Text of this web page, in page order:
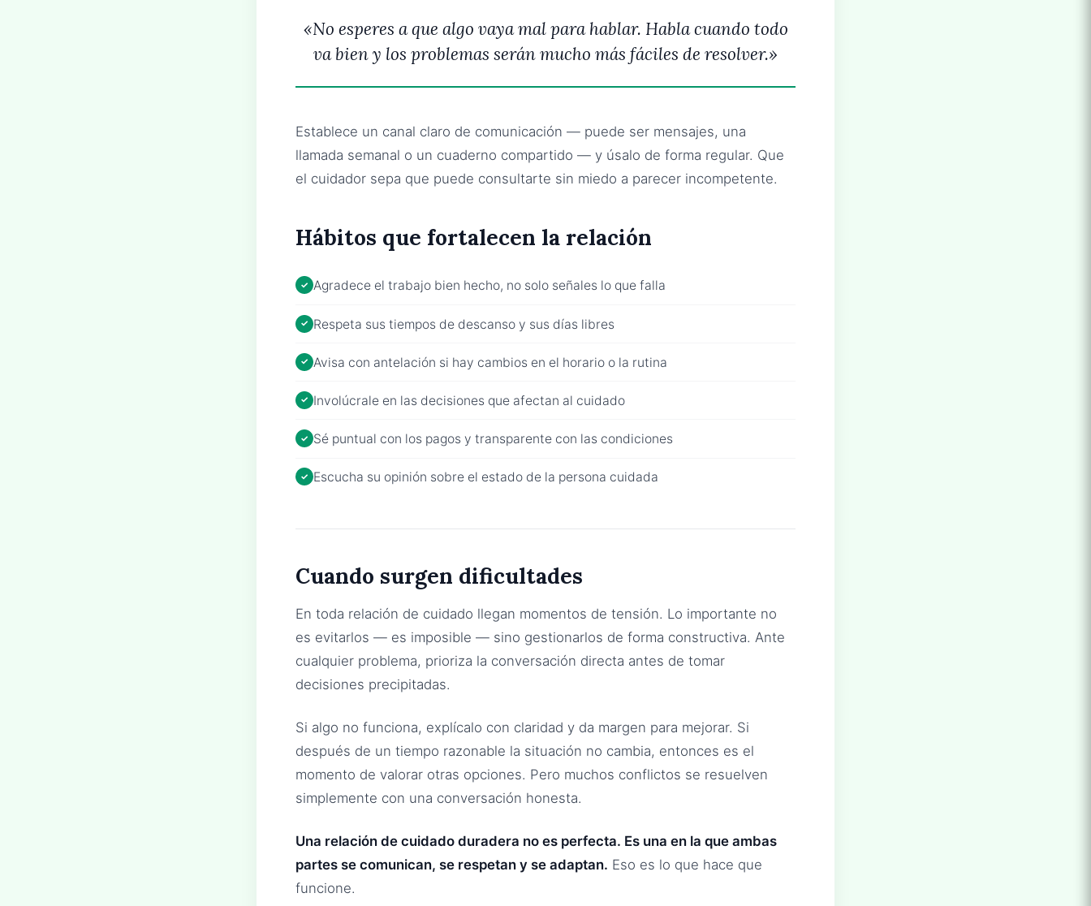
«No esperes a que algo vaya mal para hablar. Habla cuando todo
va bien y los problemas serán mucho más fáciles de resolver.»
Establece un canal claro de comunicación — puede ser mensajes, una
llamada semanal o un cuaderno compartido — y úsalo de forma regular. Que
el cuidador sepa que puede consultarte sin miedo a parecer incompetente.
Hábitos que fortalecen la relación
Agradece el trabajo bien hecho, no solo señales lo que falla
Respeta sus tiempos de descanso y sus días libres
Avisa con antelación si hay cambios en el horario o la rutina
Involúcrale en las decisiones que afectan al cuidado
Sé puntual con los pagos y transparente con las condiciones
Escucha su opinión sobre el estado de la persona cuidada
Cuando surgen dificultades
En toda relación de cuidado llegan momentos de tensión. Lo importante no
es evitarlos — es imposible — sino gestionarlos de forma constructiva. Ante
cualquier problema, prioriza la conversación directa antes de tomar
decisiones precipitadas.
Si algo no funciona, explícalo con claridad y da margen para mejorar. Si
después de un tiempo razonable la situación no cambia, entonces es el
momento de valorar otras opciones. Pero muchos conflictos se resuelven
simplemente con una conversación honesta.
Una relación de cuidado duradera no es perfecta. Es una en la que ambas
partes se comunican, se respetan y se adaptan. Eso es lo que hace que
funcione.